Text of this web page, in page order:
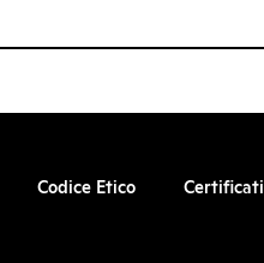
Codice Etico Certificati